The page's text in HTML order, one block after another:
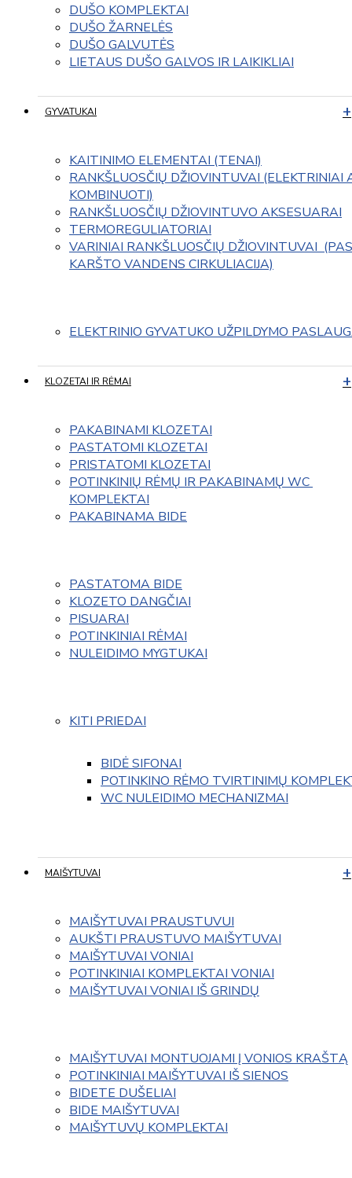
DUŠO KOMPLEKTAI
DUŠO ŽARNELĖS
DUŠO GALVUTĖS
LIETAUS DUŠO GALVOS IR LAIKIKLIAI
GYVATUKAI
KAITINIMO ELEMENTAI (TENAI)
RANKŠLUOSČIŲ DŽIOVINTUVAI (ELEKTRINIAI
KOMBINUOTI)
RANKŠLUOSČIŲ DŽIOVINTUVO AKSESUARAI
TERMOREGULIATORIAI
VARINIAI RANKŠLUOSČIŲ DŽIOVINTUVAI
KARŠTO VANDENS CIRKULIACIJA)
ELEKTRINIO GYVATUKO UŽPILDYMO
KLOZETAI IR RĖMAI
PAKABINAMI KLOZETAI
PASTATOMI KLOZETAI
PRISTATOMI KLOZETAI
POTINKINIŲ RĖMŲ IR PAKABINAMŲ WC
KOMPLEKTAI
PAKABINAMA BIDE
PASTATOMA BIDE
KLOZETO DANGČIAI
PISUARAI
POTINKINIAI RĖMAI
NULEIDIMO MYGTUKAI
KITI PRIEDAI
BIDĖ SIFONAI
POTINKINO RĖMO TVIRTINIMŲ
WC NULEIDIMO MECHANIZMAI
MAIŠYTUVAI
MAIŠYTUVAI PRAUSTUVUI
AUKŠTI PRAUSTUVO MAIŠYTUVAI
MAIŠYTUVAI VONIAI
POTINKINIAI KOMPLEKTAI VONIAI
MAIŠYTUVAI VONIAI IŠ GRINDŲ
MAIŠYTUVAI MONTUOJAMI Į VONIOS KRAŠTĄ
POTINKINIAI MAIŠYTUVAI IŠ SIENOS
BIDETE DUŠELIAI
BIDE MAIŠYTUVAI
MAIŠYTUVŲ KOMPLEKTAI